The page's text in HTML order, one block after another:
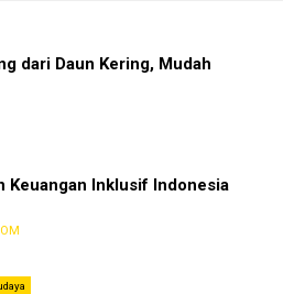
dari Daun Kering, Mudah
Keuangan Inklusif Indonesia